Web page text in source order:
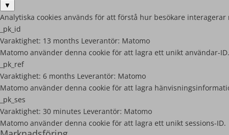
▼
Analytiska cookies används för att förstå hur besökare
_pk_id
Varaktighet: 13 months Leverantör: Matomo
Matomo använder denna cookie för att lagra ett unikt användar-ID.
_pk_ref
Varaktighet: 6 months Leverantör: Matomo
Matomo använder denna cookie för att lagra
_pk_ses
Varaktighet: 30 minutes Leverantör: Matomo
Matomo använder denna cookie för att lagra ett unikt sessions-ID.